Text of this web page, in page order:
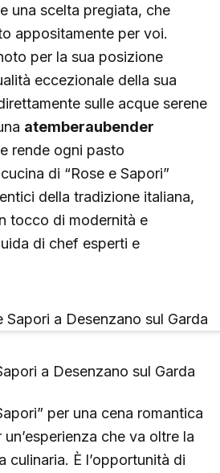
una scelta pregiata, che
appositamente per voi.
per la sua posizione
eccezionale della sua
sulle acque serene
atemberaubender
rende ogni pasto
di “Rose e Sapori”
della tradizione italiana,
tocco di modernità e
di chef esperti e
a Desenzano sul Garda
per una cena romantica
che va oltre la
culinaria. È l’opportunità di